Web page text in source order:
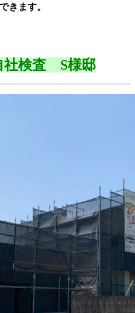
きます。
社検査 S様邸